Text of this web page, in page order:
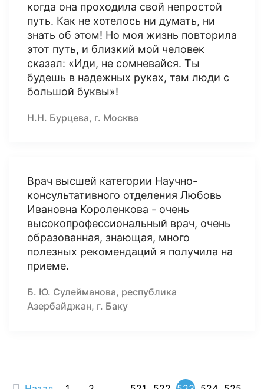
когда она проходила свой непростой
путь. Как не хотелось ни думать, ни
знать об этом! Но моя жизнь повторила
этот путь, и близкий мой человек
сказал: «Иди, не сомневайся. Ты
будешь в надежных руках, там люди с
большой буквы»!
Н.Н. Бурцева, г. Москва
Врач высшей категории Научно-
консультативного отделения Любовь
Ивановна Короленкова - очень
высокопрофессиональный врач, очень
образованная, знающая, много
полезных рекомендаций я получила на
приеме.
Б. Ю. Сулейманова, республика
Азербайджан, г. Баку